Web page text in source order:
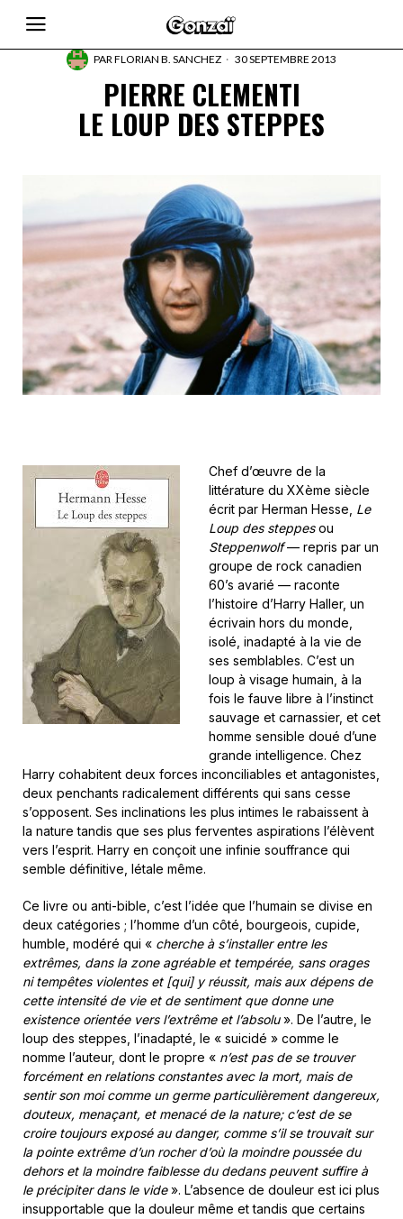
PARFLORIAN B. SANCHEZ 30 SEPTEMBRE 2013
PIERRE CLEMENTI
LE LOUP DES STEPPES
Chef d’œuvre de la
littérature du XXème siècle
écrit par Herman Hesse, Le
Loup des steppesou
Steppenwolf— repris par un
groupe de rock canadien
60’s avarié — raconte
l’histoire d’Harry Haller, un
écrivain hors du monde,
isolé, inadapté à la vie de
ses semblables. C’est un
loup à visage humain, à la
fois le fauve libre à l’instinct
sauvage et carnassier, et cet
homme sensible doué d’une
grande intelligence. Chez
Harry cohabitent deux forces inconciliables et antagonistes,
deux penchants radicalement différents qui sans cesse
s’opposent. Ses inclinations les plus intimes le rabaissent à
la nature tandis que ses plus ferventes aspirations l’élèvent
vers l’esprit. Harry en conçoit une infinie souffrance qui
semble définitive, létale même.
Ce livre ou anti-bible, c’est l’idée que l’humain se divise en
deux catégories ; l’homme d’un côté, bourgeois, cupide,
humble, modéré qui « cherche à s’installer entre les
extrêmes, dans la zone agréable et tempérée, sans orages
ni tempêtes violentes et [qui] y réussit, mais aux dépens de
cette intensité de vie et de sentiment que donne une
existence orientée vers l’extrême et l’absolu». De l’autre, le
loup des steppes, l’inadapté, le « suicidé » comme le
nomme l’auteur, dont le propre « n’est pas de se trouver
forcément en relations constantes avec la mort, mais de
sentir son moi comme un germe particulièrement dangereux,
douteux, menaçant, et menacé de la nature; c’est de se
croire toujours exposé au danger, comme s’il se trouvait sur
la pointe extrême d’un rocher d’où la moindre poussée du
dehors et la moindre faiblesse du dedans peuvent suffire à
le précipiter dans le vide». L’absence de douleur est ici plus
insupportable que la douleur même et tandis que certains